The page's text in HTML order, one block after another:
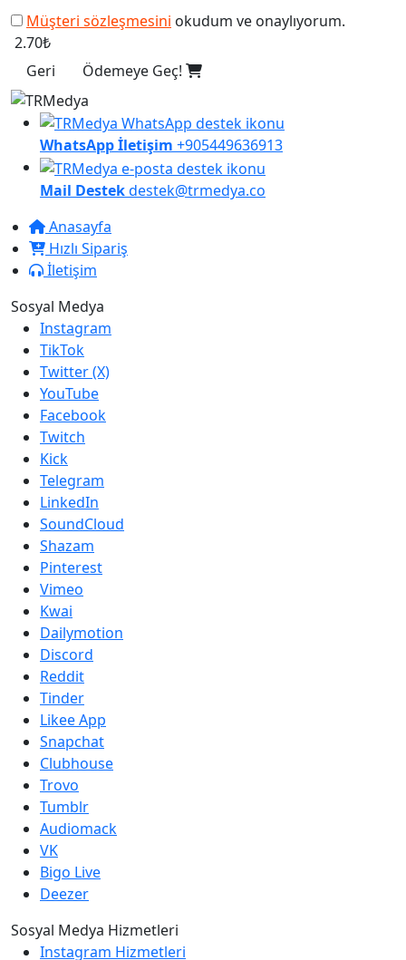
Müşteri sözleşmesini okudum ve onaylıyorum.
2.70₺
Geri
Ödemeye Geç!
WhatsApp İletişim +905449636913
Mail Destekdestek@trmedya.co
Anasayfa
Hızlı Sipariş
İletişim
Sosyal Medya
Instagram
TikTok
Twitter (X)
YouTube
Facebook
Twitch
Kick
Telegram
LinkedIn
SoundCloud
Shazam
Pinterest
Vimeo
Kwai
Dailymotion
Discord
Reddit
Tinder
Likee App
Snapchat
Clubhouse
Trovo
Tumblr
Audiomack
VK
Bigo Live
Deezer
Sosyal Medya Hizmetleri
Instagram Hizmetleri